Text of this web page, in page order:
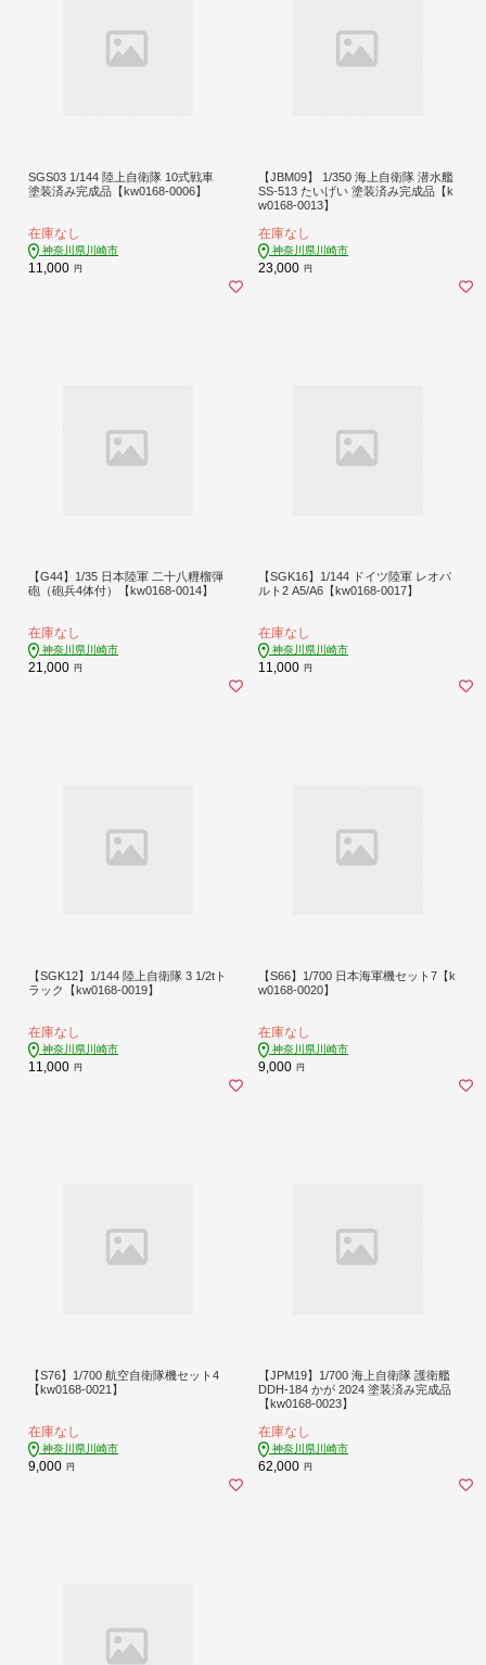
SGS03 1/144 陸上自衛隊 10式戦車
塗装済み完成品【kw0168-0006】
在庫なし
神奈川県川崎市
11,000 円
【JBM09】 1/350 海上自衛隊 潜水艦
SS-513 たいげい 塗装済み完成品【k
w0168-0013】
在庫なし
神奈川県川崎市
23,000 円
【G44】1/35 日本陸軍 二十八糎榴弾
砲（砲兵4体付）【kw0168-0014】
在庫なし
神奈川県川崎市
21,000 円
【SGK16】1/144 ドイツ陸軍 レオパ
ルト2 A5/A6【kw0168-0017】
在庫なし
神奈川県川崎市
11,000 円
【SGK12】1/144 陸上自衛隊 3 1/2tト
ラック【kw0168-0019】
在庫なし
神奈川県川崎市
11,000 円
【S66】1/700 日本海軍機セット7【k
w0168-0020】
在庫なし
神奈川県川崎市
9,000 円
【S76】1/700 航空自衛隊機セット4
【kw0168-0021】
在庫なし
神奈川県川崎市
9,000 円
【JPM19】1/700 海上自衛隊 護衛艦
DDH-184 かが 2024 塗装済み完成品
【kw0168-0023】
在庫なし
神奈川県川崎市
62,000 円